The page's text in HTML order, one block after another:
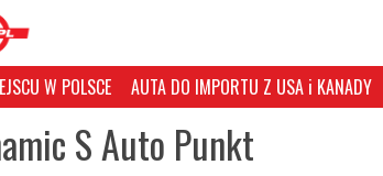
W POLSCE AUTA DO IMPORTU Z USA i KANADY
S Auto Punkt